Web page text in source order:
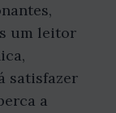
um leitor
satisfazer
a